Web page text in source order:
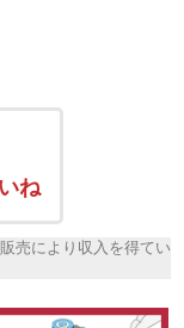
ね
売により収入を得てい